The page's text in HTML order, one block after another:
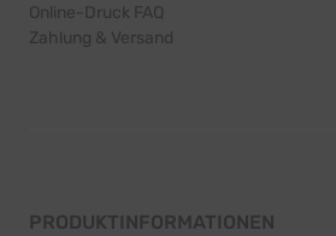
Online-Druck FAQ
Zahlung & Versand
PRODUKTINFORMATIONEN